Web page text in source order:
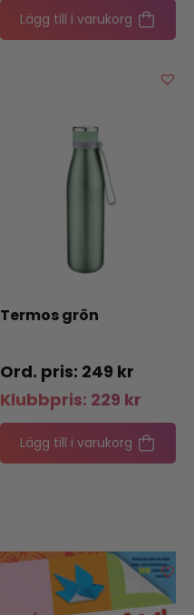
Lägg till i varukorg
Termos grön
249 kr
Klubbpris: 229 kr
Lägg till i varukorg